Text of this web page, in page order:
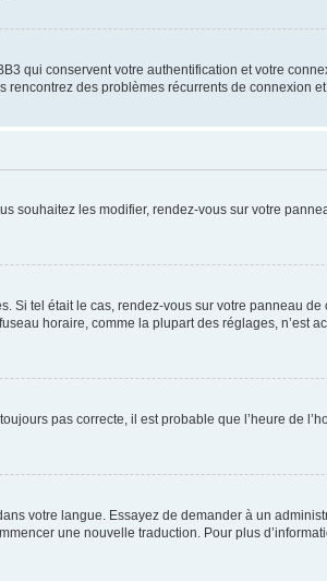
qui conservent votre authentification et votre
des problèmes récurrents de connexion
les modifier, rendez-vous sur votre
Si tel était le cas, rendez-vous sur votre panneau
horaire, comme la plupart des réglages, n’est
pas correcte, il est probable que l’heure de
votre langue. Essayez de demander à un
une nouvelle traduction. Pour plus